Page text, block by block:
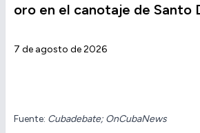
oro en el canotaje de Santo
7 de agosto de 2026
Fuente: Cubadebate; OnCubaNews